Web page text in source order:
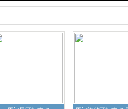
厦门交通标识牌 厦门道路标志
厦门景区标志牌 厦门旅游区标志牌,